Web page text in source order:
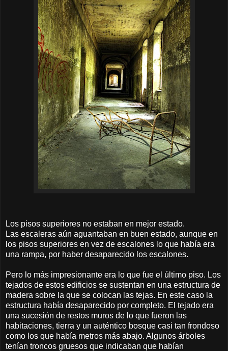
Los pisos superiores no estaban en mejor estado.
Las escaleras aún aguantaban en buen estado, aunque en
los pisos superiores en vez de escalones lo que había era
una rampa, por haber desaparecido los escalones.
Pero lo más impresionante era lo que fue el último piso. Los
tejados de estos edificios se sustentan en una estructura de
madera sobre la que se colocan las tejas. En este caso la
estructura había desaparecido por completo. El tejado era
una sucesión de restos muros de lo que fueron las
habitaciones, tierra y un auténtico bosque casi tan frondoso
como los que había metros más abajo. Algunos árboles
tenían troncos gruesos que indicaban que habían